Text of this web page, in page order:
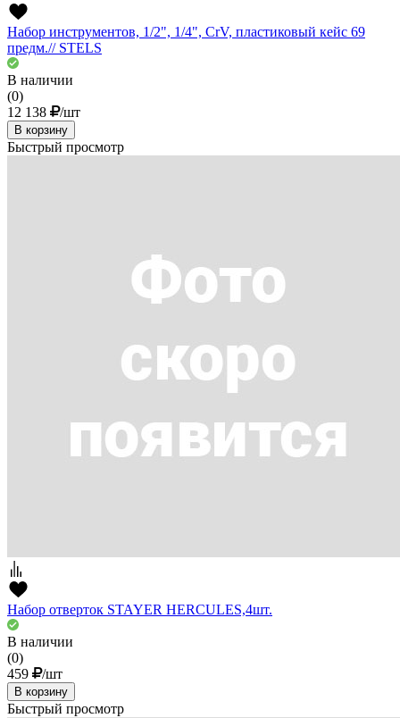
Набор инструментов, 1/2", 1/4", CrV, пластиковый кейс 69
предм.// STELS
В наличии
(0)
12 138
/шт
В корзину
Быстрый просмотр
Набор отверток STAYER HERCULES,4шт.
В наличии
(0)
459
/шт
В корзину
Быстрый просмотр